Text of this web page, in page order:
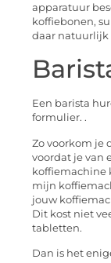
apparatuur
koffiebonen,
daar natuurlijk
Een barista
formulier. .
Zo voorkom je
voordat je van
koffiemachine
mijn
jouw
Dit kost niet
tabletten.
Dan is het